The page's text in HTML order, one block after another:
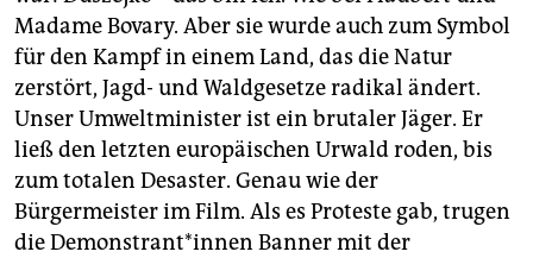
Madame Bovary. Aber sie wurde auch zum Symbol
für den Kampf in einem Land, das die Natur
zerstört, Jagd- und Waldgesetze radikal ändert.
Unser Umweltminister ist ein brutaler Jäger. Er
ließ den letzten europäischen Urwald roden, bis
zum totalen Desaster. Genau wie der
Bürgermeister im Film. Als es ­Proteste gab, trugen
die Demon­strant*innen Banner mit der